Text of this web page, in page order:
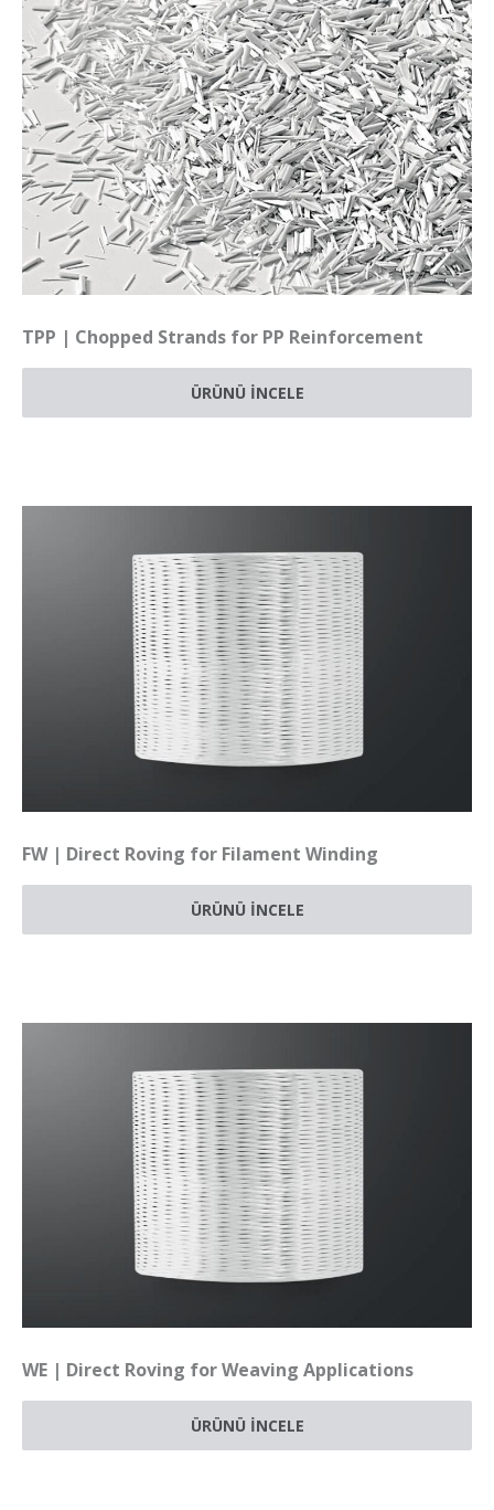
TPP | Chopped Strands for PP Reinforcement
ÜRÜNÜ İNCELE
FW | Direct Roving for Filament Winding
ÜRÜNÜ İNCELE
WE | Direct Roving for Weaving Applications
ÜRÜNÜ İNCELE